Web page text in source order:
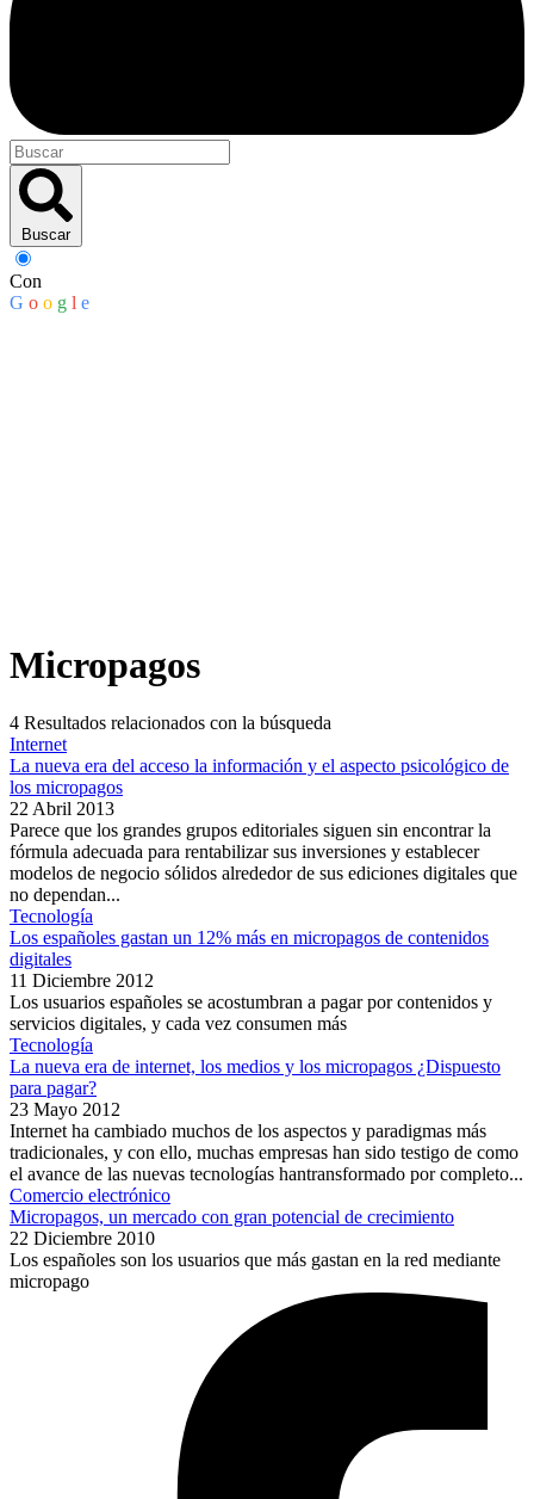
Buscar
Con
G o o g l e
Micropagos
4 Resultados relacionados con la búsqueda
Internet
La nueva era del acceso la información y el aspecto psicológico de
los micropagos
22 Abril 2013
Parece que los grandes grupos editoriales siguen sin encontrar la
fórmula adecuada para rentabilizar sus inversiones y establecer
modelos de negocio sólidos alrededor de sus ediciones digitales que
no dependan...
Tecnología
Los españoles gastan un 12% más en micropagos de contenidos
digitales
11 Diciembre 2012
Los usuarios españoles se acostumbran a pagar por contenidos y
servicios digitales, y cada vez consumen más
Tecnología
La nueva era de internet, los medios y los micropagos ¿Dispuesto
para pagar?
23 Mayo 2012
Internet ha cambiado muchos de los aspectos y paradigmas más
tradicionales, y con ello, muchas empresas han sido testigo de como
el avance de las nuevas tecnologías hantransformado por completo...
Comercio electrónico
Micropagos, un mercado con gran potencial de crecimiento
22 Diciembre 2010
Los españoles son los usuarios que más gastan en la red mediante
micropago